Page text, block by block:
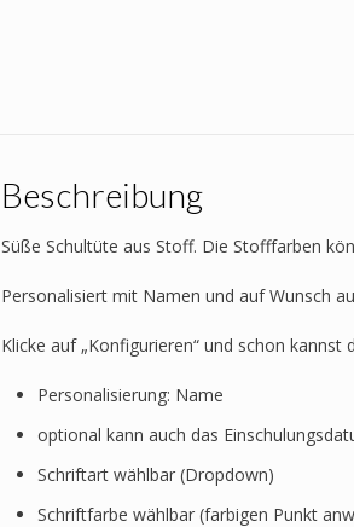
Beschreibung
Süße Schultüte aus Stoff. Die Stofffarben
Personalisiert mit Namen und auf Wunsch
Klicke auf „Konfigurieren“ und schon kannst
Personalisierung: Name
optional kann auch das
Schriftart wählbar (Dropdown)
Schriftfarbe wählbar (farbigen Punkt